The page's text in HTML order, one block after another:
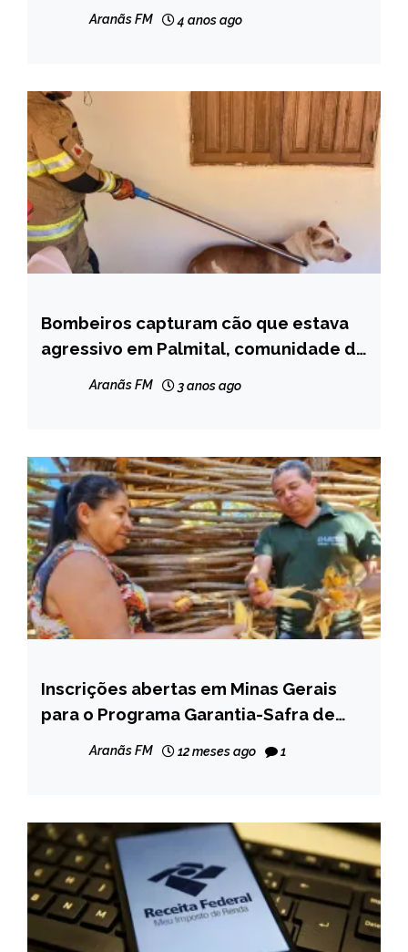
Aranãs FM 4 anos ago
CAPELINHA
NOTÍCIAS
Bombeiros capturam cão que estava
agressivo em Palmital, comunidade de
Aranãs FM 3 anos ago
CAPELINHA
MINAS
Inscrições abertas em Minas Gerais
para o Programa Garantia-Safra de
Aranãs FM 12 meses ago 1